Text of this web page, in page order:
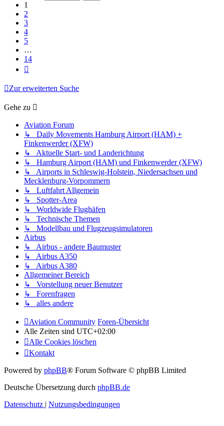
1
2
3
4
5
…
14
Zur erweiterten Suche
Gehe zu
Aviation Forum
↳ Daily Movements Hamburg Airport (HAM) +
Finkenwerder (XFW)
↳ Aktuelle Start- und Landerichtung
↳ Hamburg Airport (HAM) und Finkenwerder (XFW)
↳ Airports in Schleswig-Holstein, Niedersachsen und
Mecklenburg-Vorpommern
↳ Luftfahrt Allgemein
↳ Spotter-Area
↳ Worldwide Flughäfen
↳ Technische Themen
↳ Modellbau und Flugzeugsimulatoren
Airbus
↳ Airbus - andere Baumuster
↳ Airbus A350
↳ Airbus A380
Allgemeiner Bereich
↳ Vorstellung neuer Benutzer
↳ Forenfragen
↳ alles andere
Aviation Community Foren-Übersicht
Alle Zeiten sind UTC+02:00
Alle Cookies löschen
Kontakt
Powered by phpBB® Forum Software © phpBB Limited
Deutsche Übersetzung durch phpBB.de
Datenschutz
Nutzungsbedingungen